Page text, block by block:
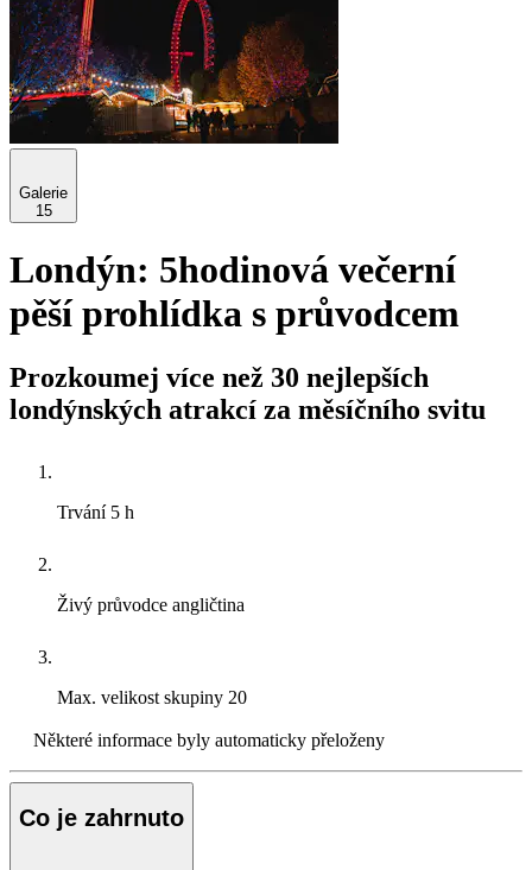
Galerie
15
Londýn: 5hodinová večerní
pěší prohlídka s průvodcem
Prozkoumej více než 30 nejlepších
londýnských atrakcí za měsíčního svitu
Trvání 5 h
Živý průvodce angličtina
Max. velikost skupiny 20
Některé informace byly automaticky přeloženy
Co je zahrnuto